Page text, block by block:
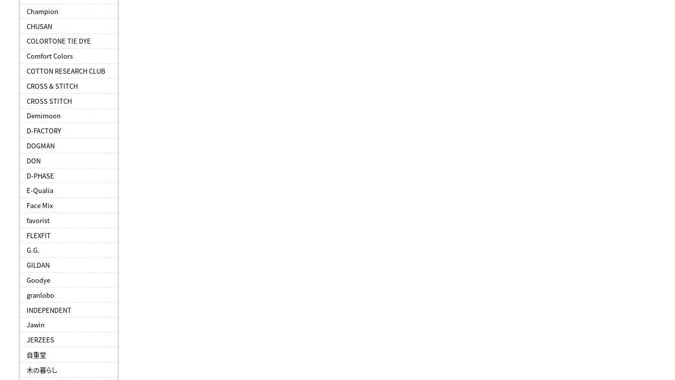
Champion
CHUSAN
COLORTONE TIE DYE
Comfort Colors
COTTON RESEARCH CLUB
CROSS & STITCH
CROSS STITCH
Demimoon
D-FACTORY
DOGMAN
DON
D-PHASE
E-Qualia
Face Mix
favorist
FLEXFIT
G.G.
GILDAN
Goodye
granlobo
INDEPENDENT
Jawin
JERZEES
自重堂
木の暮らし